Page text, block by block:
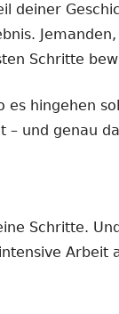
deiner
Schritte
es hingehen
– und genau
Schritte.
Arbeit